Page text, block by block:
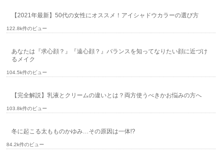
【2021年最新】50代の女性にオススメ！アイシャドウカラーの選び方
122.8k件のビュー
あなたは『求心顔？』『遠心顔？』バランスを知ってなりたい顔に近づけ
るメイク
104.5k件のビュー
【完全解説】乳液とクリームの違いとは？両方使うべきかお悩みの方へ
103.8k件のビュー
冬に起こる太もものかゆみ…その原因は一体!?
84.2k件のビュー